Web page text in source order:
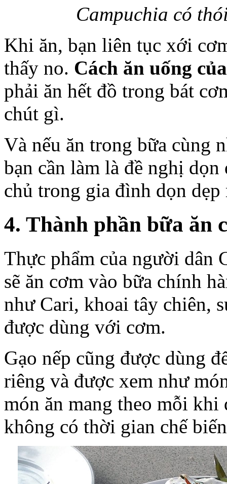
Campuchia có
Khi ăn, bạn liên tục xới
thấy no. Cách ăn uống
phải ăn hết đồ trong bát
chút gì.
Và nếu ăn trong bữa cùng
bạn cần làm là đề nghị
chủ trong gia đình dọn dẹp
4. Thành phần bữa ăn
Thực phẩm của người dân
sẽ ăn cơm vào bữa chính
như Cari, khoai tây chiên,
được dùng với cơm.
Gạo nếp cũng được dùng
riêng và được xem như
món ăn mang theo mỗi
không có thời gian chế